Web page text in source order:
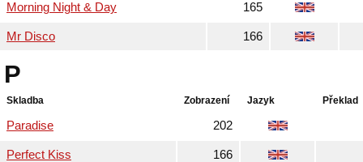
Morning Night & Day 165
Mr Disco 166
P
Skladba Zobrazení Jazyk Překlad
Paradise 202
Perfect Kiss 166